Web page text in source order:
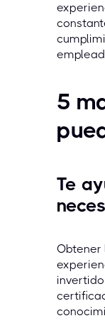
5
Te
Obtener